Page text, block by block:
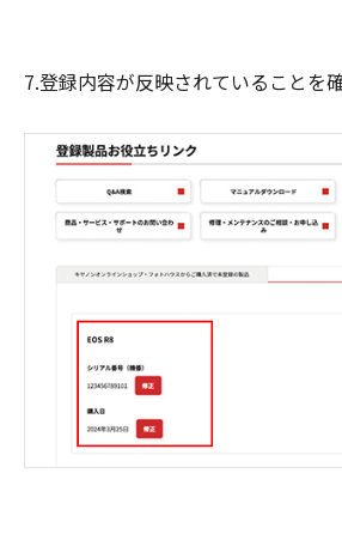
7.登録内容が反映されていることを